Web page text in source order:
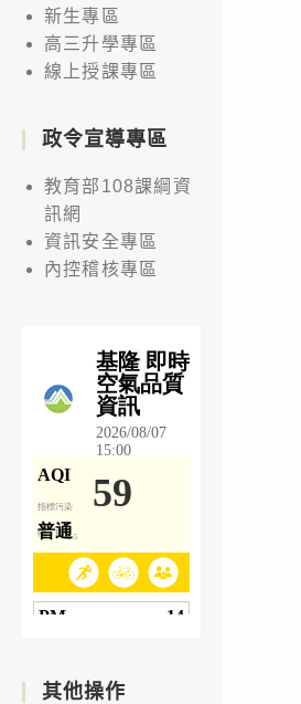
新生專區
高三升學專區
線上授課專區
政令宣導專區
教育部108課綱資
訊網
資訊安全專區
內控稽核專區
其他操作